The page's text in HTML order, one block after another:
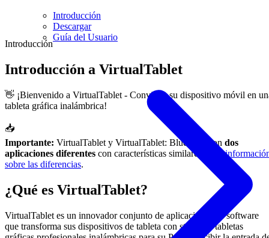
Introducción
Descargar
Guía del Usuario
Introducción
Introducción a VirtualTablet
👋 ¡Bienvenido a VirtualTablet - Convierta su dispositivo móvil en
tableta gráfica inalámbrica!
📥
Importante: VirtualTablet y VirtualTablet: Bluetooth son dos
aplicaciones diferentes con características similares.
Más
sobre las diferencias.
¿Qué es VirtualTablet?
VirtualTablet es un innovador conjunto de aplicaciones de software
que transforma sus dispositivos de tableta con stylus en tabletas